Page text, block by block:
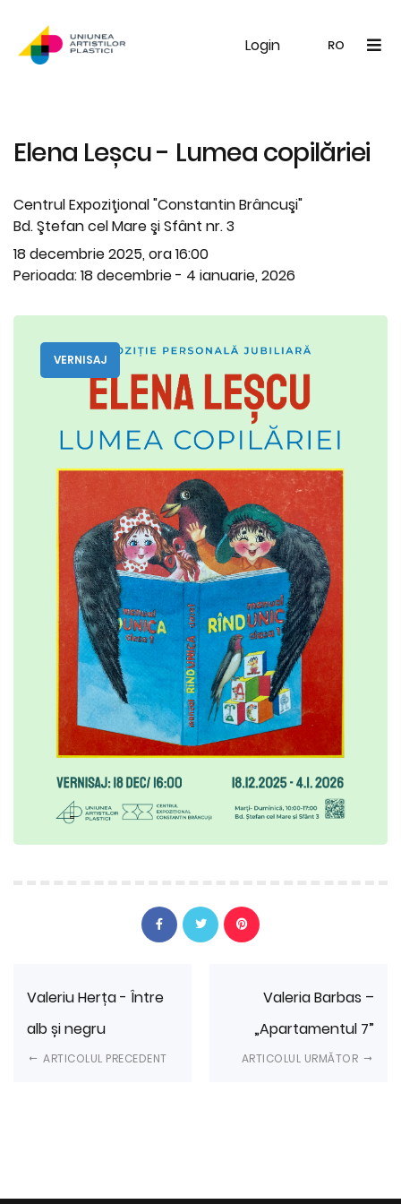
Login RO
UAP Galerie Noutăți
Elena Leșcu - Lumea copilăriei
Centrul Expoziţional "Constantin Brâncuşi"
Bd. Ştefan cel Mare şi Sfânt nr. 3
18 decembrie 2025, ora 16:00
Perioada: 18 decembrie - 4 ianuarie, 2026
VERNISAJ
Valeriu Herța - Între
alb și negru
ARTICOLUL PRECEDENT
Valeria Barbas –
„Apartamentul 7”
ARTICOLUL URMĂTOR